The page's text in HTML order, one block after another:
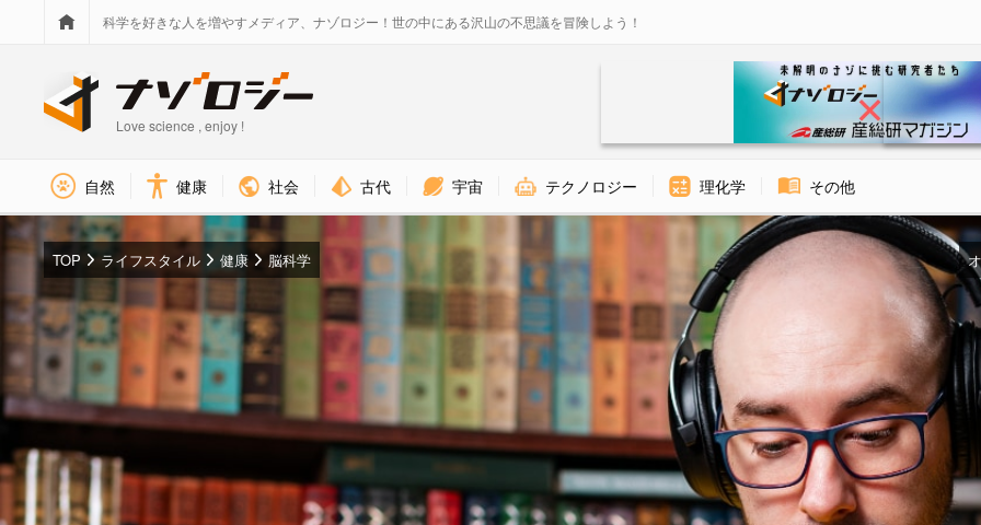
科学を好きな人を増やすメディア、ナゾロジー！世の中にある沢山の不思議を冒険しよう！
Love science , enjoy !
自然 健康 社会 古代 宇宙 テクノロジー 理化学 その他
TOP ライフスタイル 健康 脳科学